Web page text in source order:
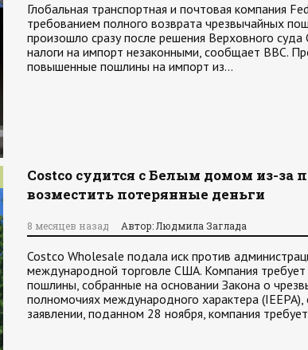
Глобальная транспортная и почтовая компания
требованием полного возврата чрезвычайных
произошло сразу после решения Верховного
налоги на импорт незаконными, сообщает ВВС.
повышенные пошлины на импорт из…
Costco судится с Белым домом из-за
возместить потерянные деньги
8 месяцев назад Автор: Людмила Заглада
Costco Wholesale подала иск против
международной торговле США. Компания требует
пошлины, собранные на основании Закона о
полномочиях международного характера
заявлении, поданном 28 ноября, компания